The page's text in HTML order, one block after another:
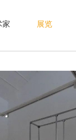
家 展览